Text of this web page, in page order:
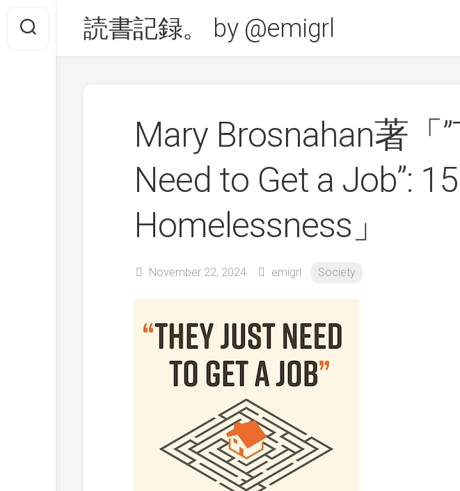
content
読書記録。 by @emigrl
Mary Brosnahan著「
Need to Get a Job”:
Homelessness」
November 22, 2024 emigrl Society